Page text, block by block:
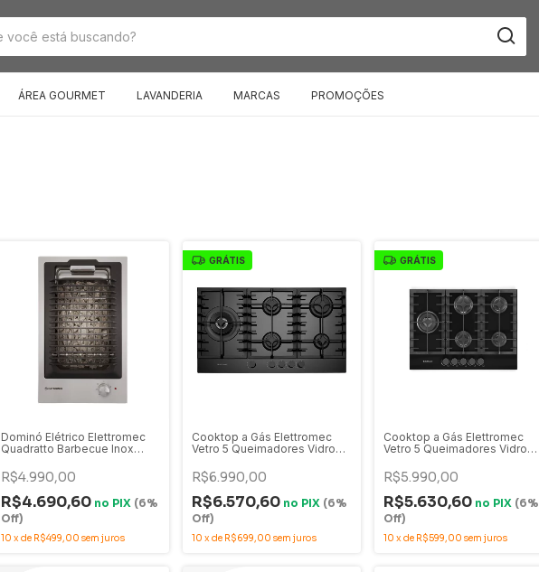
ÁREA GOURMET LAVANDERIA MARCAS PROMOÇÕES
Dominó Elétrico Elettromec
Quadratto Barbecue Inox
2ZEA
R$4.990,00
R$4.690,60 no PIX (6%
Off)
10 xde R$499,00 sem juros
GRÁTIS
Cooktop a Gás Elettromec
Vetro 5 Queimadores Vidro
90-VT-3TNA
R$6.990,00
R$6.570,60 no PIX (6%
Off)
10 xde R$699,00 sem juros
GRÁTIS
Cooktop a Gás Elettromec
Vetro 5 Queimadores Vidro
70-VT-3TNB
R$5.990,00
R$5.630,60 no PIX (6%
Off)
10 xde R$599,00 sem juros